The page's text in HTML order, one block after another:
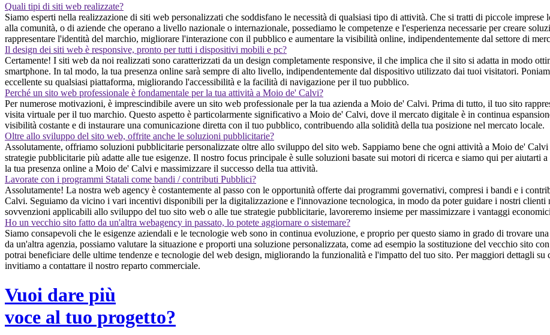
Quali tipi di siti web realizzate?
Siamo esperti nella realizzazione di siti web personalizzati che soddisfano le necessità di qualsiasi tipo di attività. Che si tratti di piccole
alla comunità, o di aziende che operano a livello nazionale o internazionale, possediamo le competenze e l'esperienza necessarie per creare
rappresentare l'identità del marchio, migliorare l'interazione con il pubblico e aumentare la visibilità online, indipendentemente dal settore di
Il design dei siti web è responsive, pronto per tutti i dispositivi mobili e pc?
Certamente! I siti web da noi realizzati sono caratterizzati da un design completamente responsive, il che implica che il sito si adatta in modo
smartphone. In tal modo, la tua presenza online sarà sempre di alto livello, indipendentemente dal dispositivo utilizzato dai tuoi visitatori.
eccellente su qualsiasi piattaforma, migliorando l'accessibilità e la facilità di navigazione per il tuo pubblico.
Perché un sito web professionale è fondamentale per la tua attività a Moio de' Calvi?
Per numerose motivazioni, è imprescindibile avere un sito web professionale per la tua azienda a Moio de' Calvi. Prima di tutto, il tuo sito
visita virtuale per il tuo marchio. Questo aspetto è particolarmente significativo a Moio de' Calvi, dove il mercato digitale è in continua
visibilità costante e di instaurare una comunicazione diretta con il tuo pubblico, contribuendo alla solidità della tua posizione nel mercato locale.
Oltre allo sviluppo del sito web, offrite anche le soluzioni pubblicitarie?
Assolutamente, offriamo soluzioni pubblicitarie personalizzate oltre allo sviluppo del sito web. Sappiamo bene che ogni attività a Moio de'
strategie pubblicitarie più adatte alle tue esigenze. Il nostro focus principale è sulle soluzioni basate sui motori di ricerca e siamo qui per aiutarti
la tua presenza online a Moio de' Calvi e massimizzare il successo della tua attività.
Lavorate con i programmi Statali come bandi / contributi Pubblici?
Assolutamente! La nostra web agency è costantemente al passo con le opportunità offerte dai programmi governativi, compresi i bandi e i
Calvi. Seguiamo da vicino i vari incentivi disponibili per la digitalizzazione e l'innovazione tecnologica, in modo da poter guidare i nostri
sovvenzioni applicabili allo sviluppo del tuo sito web o alle tue strategie pubblicitarie, lavoreremo insieme per massimizzare i vantaggi
Ho un vecchio sito fatto da un'altra webagency in passato, lo potete aggiornare o sistemare?
Siamo consapevoli che le esigenze aziendali e le tecnologie web sono in continua evoluzione, e proprio per questo siamo in grado di trovare
da un'altra agenzia, possiamo valutare la situazione e proporti una soluzione personalizzata, come ad esempio la sostituzione del vecchio sito
potrai beneficiare delle ultime tendenze e tecnologie del web design, migliorando la funzionalità e l'impatto del tuo sito. Per maggiori dettagli su
invitiamo a contattare il nostro reparto commerciale.
Vuoi dare più
voce al tuo progetto?